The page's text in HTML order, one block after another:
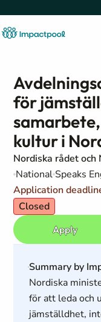
för
kultur i
Nordiska rådet
National Speaks
Application
Closed
Apply
Summary by
Nordiska
för att leda och
jämställdhet,